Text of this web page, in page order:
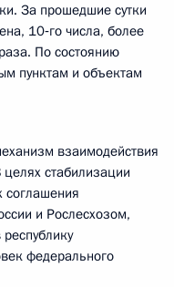
За прошедшие сутки
10‑го числа, более
По состоянию
пунктам и объектам
взаимодействия
стабилизации
соглашения
и Рослесхозом,
федерального